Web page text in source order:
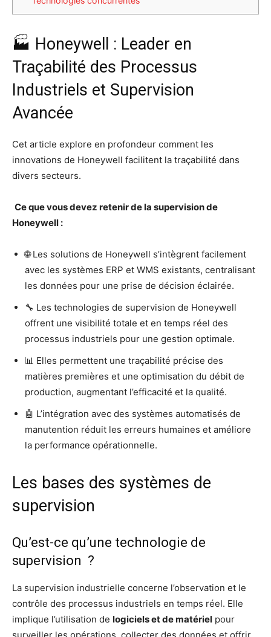
🏭 Honeywell : Leader en
Traçabilité des Processus
Industriels et Supervision
Avancée
Cet article explore en profondeur comment les
innovations de Honeywell facilitent la traçabilité dans
divers secteurs.
Ce que vous devez retenir de la supervision de
Honeywell :
🌐 Les solutions de Honeywell s’intègrent facilement
avec les systèmes ERP et WMS existants, centralisant
les données pour une prise de décision éclairée.
🔧 Les technologies de supervision de Honeywell
offrent une visibilité totale et en temps réel des
processus industriels pour une gestion optimale.
📊 Elles permettent une traçabilité précise des
matières premières et une optimisation du débit de
production, augmentant l’efficacité et la qualité.
🤖 L’intégration avec des systèmes automatisés de
manutention réduit les erreurs humaines et améliore
la performance opérationnelle.
Les bases des systèmes de
supervision
Qu’est-ce qu’une technologie de
supervision ?
La supervision industrielle concerne l’observation et le
contrôle des processus industriels en temps réel. Elle
implique l’utilisation de logiciels et de matériel pour